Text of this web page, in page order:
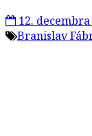
12. decembra
Branislav